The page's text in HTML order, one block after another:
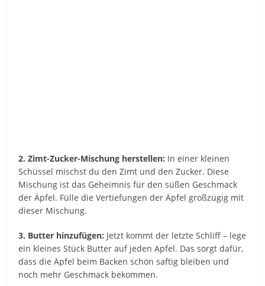
2. Zimt-Zucker-Mischung herstellen: In einer kleinen
Schüssel mischst du den Zimt und den Zucker. Diese
Mischung ist das Geheimnis für den süßen Geschmack
der Äpfel. Fülle die Vertiefungen der Äpfel großzügig mit
dieser Mischung.
3. Butter hinzufügen: Jetzt kommt der letzte Schliff – lege
ein kleines Stück Butter auf jeden Apfel. Das sorgt dafür,
dass die Äpfel beim Backen schön saftig bleiben und
noch mehr Geschmack bekommen.